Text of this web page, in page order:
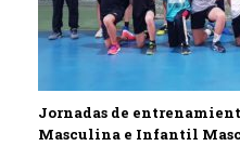
Jornadas de
Masculina e Infantil